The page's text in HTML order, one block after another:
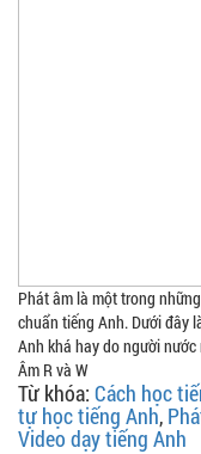
Phát âm là một trong
chuẩn tiếng Anh. Dưới đây
Anh khá hay do người
Âm R và W
Từ khóa: Cách học
tự học tiếng Anh,
Video dạy tiếng Anh